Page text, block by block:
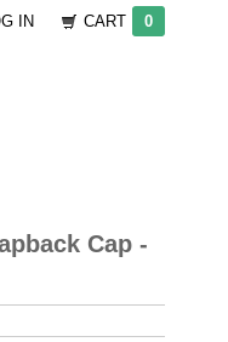
IN CART 0
Cap -